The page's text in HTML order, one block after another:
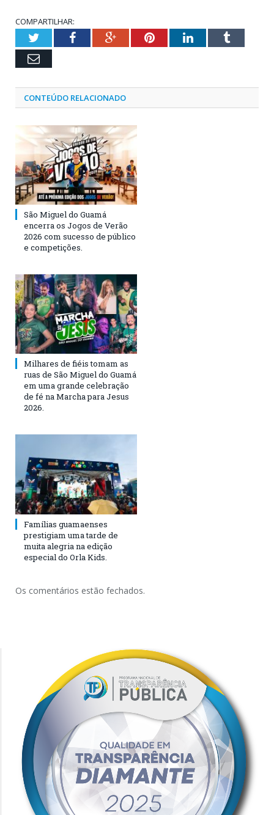
COMPARTILHAR:
TwitterFacebookGoogle+PinterestLinkedInTumblr
Email
CONTEÚDO RELACIONADO
São Miguel do Guamá
encerra os Jogos de Verão
2026 com sucesso de público
e competições.
Milhares de fiéis tomam as
ruas de São Miguel do Guamá
em uma grande celebração
de fé na Marcha para Jesus
2026.
Famílias guamaenses
prestigiam uma tarde de
muita alegria na edição
especial do Orla Kids.
Os comentários estão fechados.